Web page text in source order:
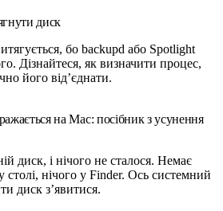
диск
бо backupd або Spotlight
Дізнайтеся, як визначити процес,
його від’єднати.
на Mac: посібник з усунення
диск, і нічого не сталося. Немає
столі, нічого у Finder. Ось системний
диск з’явитися.